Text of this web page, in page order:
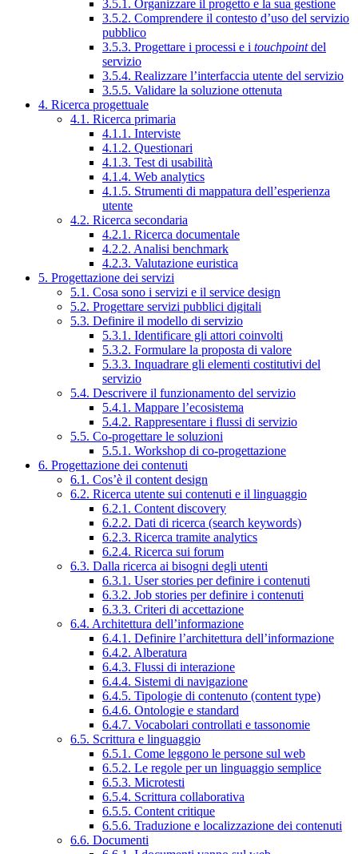
3.5.1. Organizzare il progetto e la sua gestione
3.5.2. Comprendere il contesto d’uso del servizio
pubblico
3.5.3. Progettare i processi e i touchpointdel
servizio
3.5.4. Realizzare l’interfaccia utente del servizio
3.5.5. Validare la soluzione ottenuta
4. Ricerca progettuale
4.1. Ricerca primaria
4.1.1. Interviste
4.1.2. Questionari
4.1.3. Test di usabilità
4.1.4. Web analytics
4.1.5. Strumenti di mappatura dell’esperienza
utente
4.2. Ricerca secondaria
4.2.1. Ricerca documentale
4.2.2. Analisi benchmark
4.2.3. Valutazione euristica
5. Progettazione dei servizi
5.1. Cosa sono i servizi e il service design
5.2. Progettare servizi pubblici digitali
5.3. Definire il modello di servizio
5.3.1. Identificare gli attori coinvolti
5.3.2. Formulare la proposta di valore
5.3.3. Inquadrare gli elementi costitutivi del
servizio
5.4. Descrivere il funzionamento del servizio
5.4.1. Mappare l’ecosistema
5.4.2. Rappresentare i flussi di servizio
5.5. Co-progettare le soluzioni
5.5.1. Workshop di co-progettazione
6. Progettazione dei contenuti
6.1. Cos’è il content design
6.2. Ricerca utente sui contenuti e il linguaggio
6.2.1. Content discovery
6.2.2. Dati di ricerca (search keywords)
6.2.3. Ricerca tramite analytics
6.2.4. Ricerca sui forum
6.3. Dalla ricerca ai bisogni degli utenti
6.3.1. User stories per definire i contenuti
6.3.2. Job stories per definire i contenuti
6.3.3. Criteri di accettazione
6.4. Architettura dell’informazione
6.4.1. Definire l’architettura dell’informazione
6.4.2. Alberatura
6.4.3. Flussi di interazione
6.4.4. Sistemi di navigazione
6.4.5. Tipologie di contenuto (content type)
6.4.6. Ontologie e standard
6.4.7. Vocabolari controllati e tassonomie
6.5. Scrittura e linguaggio
6.5.1. Come leggono le persone sul web
6.5.2. Le regole per un linguaggio semplice
6.5.3. Microtesti
6.5.4. Scrittura collaborativa
6.5.5. Content critique
6.5.6. Traduzione e localizzazione dei contenuti
6.6. Documenti